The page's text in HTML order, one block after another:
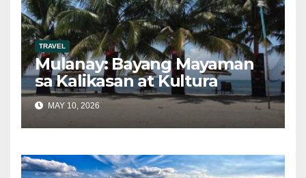
TRAVEL
Mulanay: Bayang Mayaman
sa Kalikasan at Kultura
MAY 10, 2026